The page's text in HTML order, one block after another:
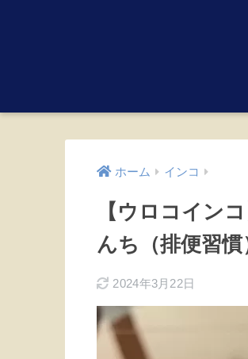
ホーム インコ
【ウロコイン
んち（排便習
2024年3月22日